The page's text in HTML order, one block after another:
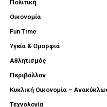
Πολιτική
Οικονομία
Fun Time
Υγεία & Ομορφιά
Αθλητισμός
Περιβάλλον
Κυκλική Οικονομία –
Τεχνολογία